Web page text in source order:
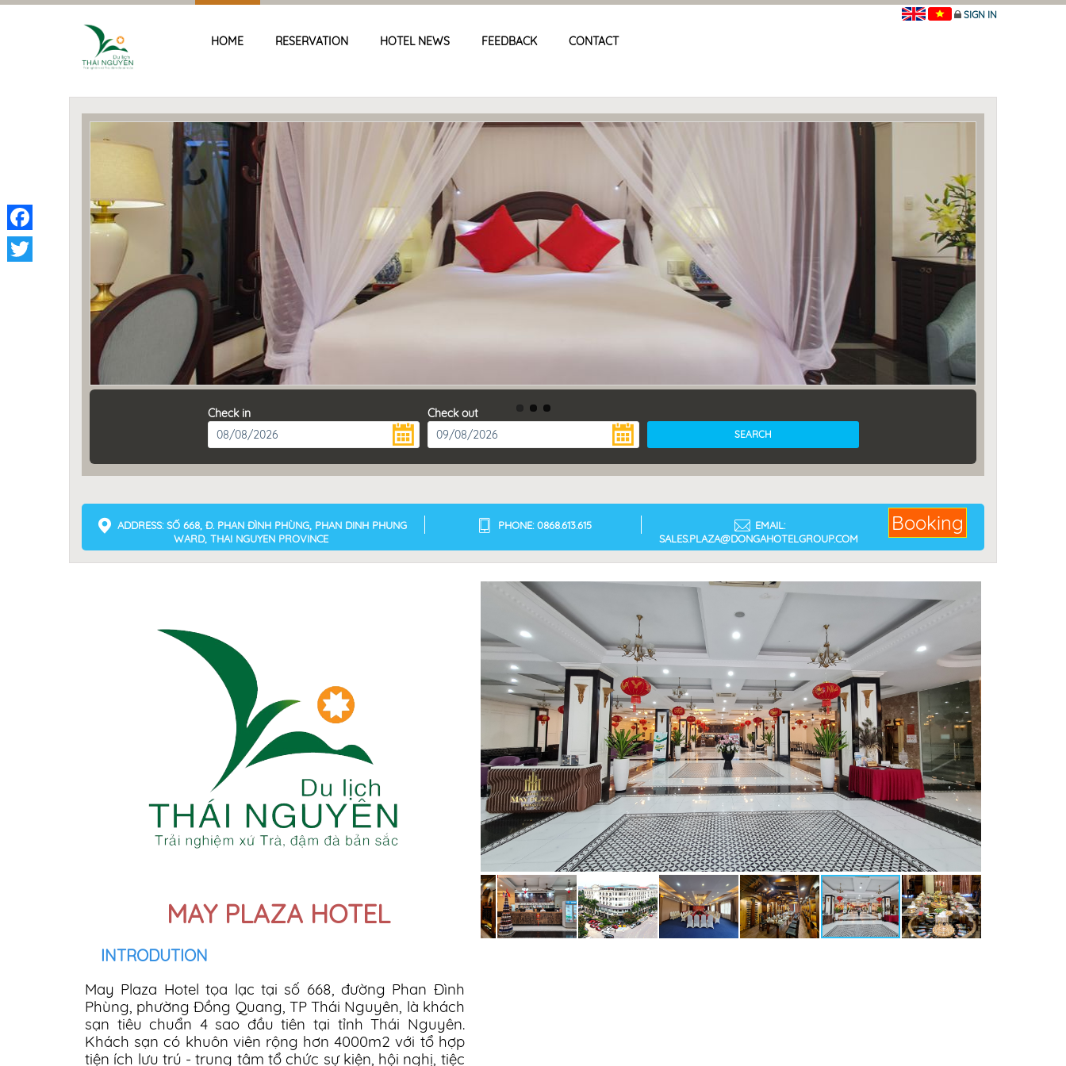
HOME RESERVATION HOTEL NEWS FEEDBACK CONTACT
SIGN IN
Check in Check out
ADDRESS: SỐ 668, Đ. PHAN ĐÌNH PHÙNG, PHAN DINH PHUNG
WARD, THAI NGUYEN PROVINCE
PHONE: 0868.613.615
EMAIL:
SALES.PLAZA@DONGAHOTELGROUP.COM
Booking
MAY PLAZA HOTEL
INTRODUTION
May Plaza Hotel tọa lạc tại số 668, đường Phan Đình
Phùng, phường Đồng Quang, TP Thái Nguyên, là khách
sạn tiêu chuẩn 4 sao đầu tiên tại tỉnh Thái Nguyên.
Khách sạn có khuôn viên rộng hơn 4000m2 với tổ hợp
tiện ích lưu trú - trung tâm tổ chức sự kiện, hội nghị, tiệc
Facebook